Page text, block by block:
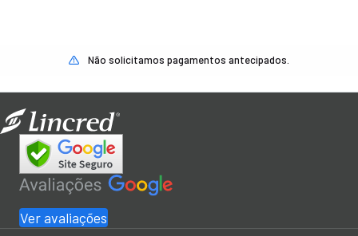
Não solicitamos pagamentos antecipados.
Ver avaliações